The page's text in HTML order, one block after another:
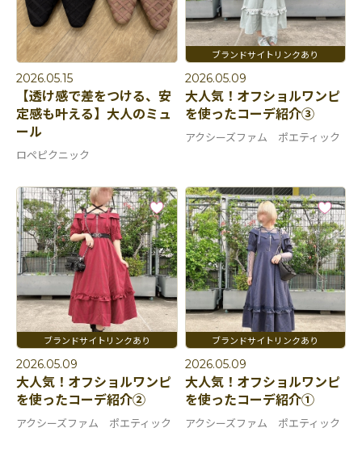
2026.05.15
【透け感で差をつける、安
定感も叶える】大人のミュ
ール
ロペピクニック
2026.05.09
大人気！オフショルワンピ
を使ったコーデ紹介③
アクシーズファム ポエティック
2026.05.09
大人気！オフショルワンピ
を使ったコーデ紹介②
アクシーズファム ポエティック
2026.05.09
大人気！オフショルワンピ
を使ったコーデ紹介①
アクシーズファム ポエティック